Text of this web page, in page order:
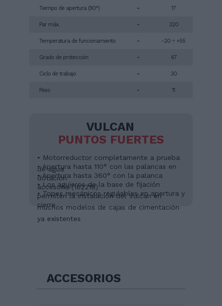
Tiempo de apertura (90°)
Par máx.
Temperatura de funcionamiento
Grado de protección
Ciclo de trabajo
Peso
-
-
-
-
-
-
17
320
-20 ÷ +55
67
30
11
VULCAN
PUNTOS FUERTES
• Motorreductor completamente a prueba
de agua
• Apertura hasta 110° con las palancas en
dotación
• Apertura hasta 360° con la palanca
accesoria (162218)
• Los agujeros de la base de fijación
permiten la instalación del Vulcan en
muchos modelos de cajas de cimentación
ya existentes
• Topes mecánicos regulables en apertura y
cierre
ACCESORIOS